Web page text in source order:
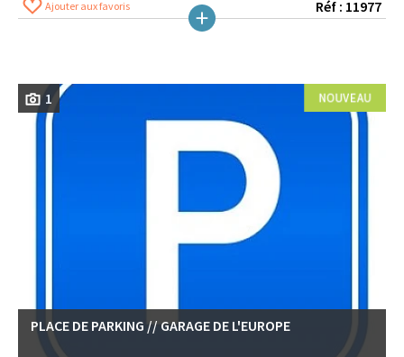
Ajouter aux favoris Réf : 11977
1
PLACE DE PARKING // GARAGE DE L'EUROPE